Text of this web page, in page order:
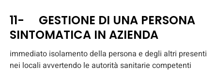
11- GESTIONE DI UNA PERSONA
SINTOMATICA IN AZIENDA
immediato isolamento della persona e degli altri presenti
nei locali avvertendo le autorità sanitarie competenti